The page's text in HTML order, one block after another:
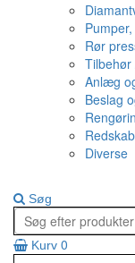
Rør
Anlæg
Beslag
Diverse
Søg
Kurv 0